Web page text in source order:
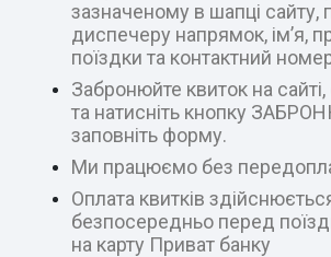
зазначеному в шапці сайту,
диспечеру напрямок, ім’я,
поїздки та контактний
Забронюйте квиток на сайті,
та натисніть кнопку
заповніть форму.
Ми працюємо без
Оплата квитків
безпосередньо перед
на карту Приват банку